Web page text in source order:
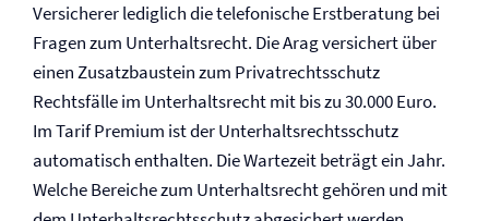
Versicherer lediglich die telefonische Erstberatung bei
Fragen zum Unterhaltsrecht. Die Arag versichert über
einen Zusatzbaustein zum Privat­rechtsschutz
Rechtsfälle im Unterhaltsrecht mit bis zu 30.000 Euro.
Im Tarif Premium ist der Unterhalts­rechtsschutz
automatisch enthalten. Die Wartezeit beträgt ein Jahr.
Welche Bereiche zum Unterhaltsrecht gehören und mit